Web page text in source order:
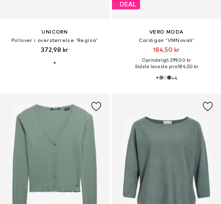
UNICORN
Pullover i overstørrelse 'Regina'
372,98 kr
DEAL
VERO MODA
Cardigan 'VMNovah'
184,50 kr
Oprindeligt: 299,00 kr
Sidste laveste pris:184,50 kr
+4